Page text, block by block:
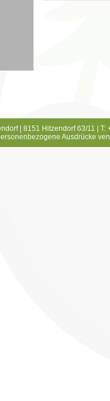
| 8151 Hitzendorf 63/11 |
Ausdrücke